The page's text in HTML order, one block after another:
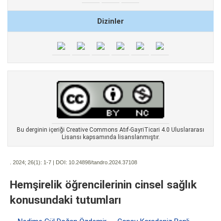
Dizinler
Bu derginin içeriği Creative Commons Atıf-GayriTicari 4.0 Uluslararası
Lisansı kapsamında lisanslanmıştır.
. 2024; 26(1): 1-7 | DOI: 10.24898/tandro.2024.37108
Hemşirelik öğrencilerinin cinsel sağlık
konusundaki tutumları